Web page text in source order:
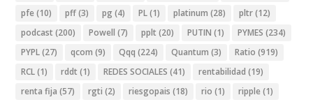
pfe (10) pff(3) pg (4) PL(1) platinum (28) pltr(12)
podcast (200) Powell (7) pplt (20) PUTIN (1) PYMES (234)
PYPL(27) qcom (9) Qqq (224) Quantum (3) Ratio (919)
RCL(1) rddt (1) REDES SOCIALES (41) rentabilidad (19)
renta fija (57) rgti (2) riesgopais (18) rio (1) ripple (1)